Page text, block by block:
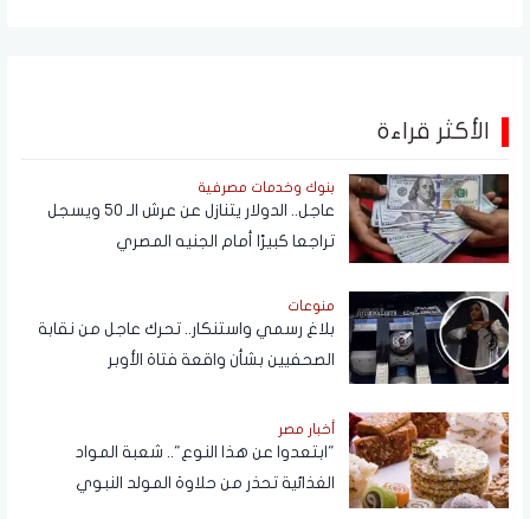
الأكثر قراءة
بنوك وخدمات مصرفية
عاجل.. الدولار يتنازل عن عرش الـ 50 ويسجل
تراجعا كبيرًا أمام الجنيه المصري
منوعات
بلاغ رسمي واستنكار.. تحرك عاجل من نقابة
الصحفيين بشأن واقعة فتاة الأوبر
أخبار مصر
"ابتعدوا عن هذا النوع".. شعبة المواد
الغذائية تحذر من حلاوة المولد النبوي